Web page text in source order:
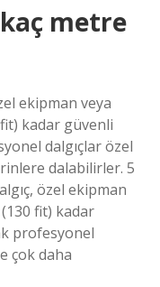
metre
ekipman veya
kadar güvenli
dalgıçlar özel
dalabilirler. 5
özel ekipman
fit) kadar
profesyonel
çok daha